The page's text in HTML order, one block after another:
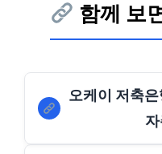
함께 보
오케이 저축